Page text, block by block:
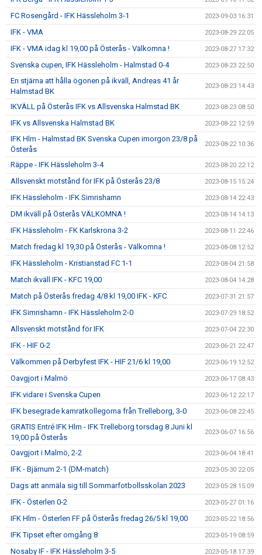
FC Rosengård - IFK Hässleholm 3-1 2023-09-03 16:31
IFK - VMA 2023-08-29 22:05
IFK - VMA idag kl 19,00 på Österås - Välkomna ! 2023-08-27 17:32
Svenska cupen, IFK Hässleholm - Halmstad 0-4 2023-08-23 22:50
En stjärna att hålla ögonen på ikväll, Andreas 41 år
Halmstad BK
2023-08-23 14:43
IKVÄLL på Österås IFK vs Allsvenska Halmstad BK 2023-08-23 08:50
IFK vs Allsvenska Halmstad BK 2023-08-22 12:59
IFK Hlm - Halmstad BK Svenska Cupen imorgon 23/8 på
Österås
2023-08-22 10:36
Räppe - IFK Hässleholm 3-4 2023-08-20 22:12
Allsvenskt motstånd för IFK på Österås 23/8 2023-08-15 15:24
IFK Hässleholm - IFK Simrishamn 2023-08-14 22:43
DM ikväll på Österås VÄLKOMNA ! 2023-08-14 14:13
IFK Hässleholm - FK Karlskrona 3-2 2023-08-11 22:46
Match fredag kl 19,30 på Österås - Välkomna ! 2023-08-08 12:52
IFK Hässleholm - Kristianstad FC 1-1 2023-08-04 21:58
Match ikväll IFK - KFC 19,00 2023-08-04 14:28
Match på Österås fredag 4/8 kl 19,00 IFK - KFC 2023-07-31 21:57
IFK Simrishamn - IFK Hässleholm 2-0 2023-07-29 18:52
Allsvenskt motstånd för IFK 2023-07-04 22:30
IFK - HIF 0-2 2023-06-21 22:47
Välkommen på Derbyfest IFK - HIF 21/6 kl 19,00 2023-06-19 12:52
Oavgjort i Malmö 2023-06-17 08:43
IFK vidare i Svenska Cupen 2023-06-12 22:17
IFK besegrade kamratkollegorna från Trelleborg, 3-0 2023-06-08 22:45
GRATIS Entré IFK Hlm - IFK Trelleborg torsdag 8 Juni kl
19,00 på Österås
2023-06-07 16:56
Oavgjort i Malmö, 2-2 2023-06-04 18:41
IFK - Bjärnum 2-1 (DM-match) 2023-05-30 22:05
Dags att anmäla sig till Sommarfotbollsskolan 2023 2023-05-28 15:09
IFK - Österlen 0-2 2023-05-27 01:16
IFK Hlm - Österlen FF på Österås fredag 26/5 kl 19,00 2023-05-22 18:56
IFK Tipset efter omgång 8 2023-05-19 08:59
Nosaby IF - IFK Hässleholm 3-5 2023-05-18 17:39